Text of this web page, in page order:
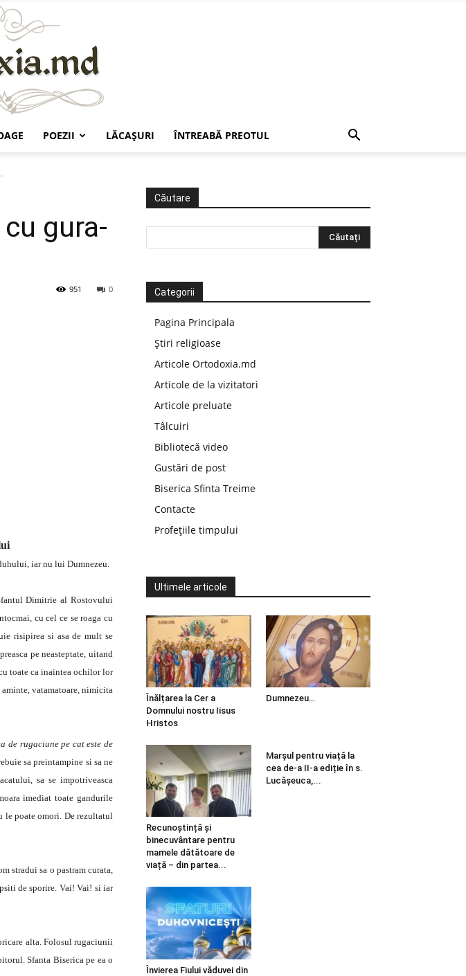
POEZII LĂCAŞURI ÎNTREABĂ PREOTUL
gura-
0
951
iar nu lui Dumnezeu.
Dimitrie al Rostovului
cu cel ce se roaga cu
risipirea si asa de mult se
pe neasteptate, uitand
toate ca inaintea ochilor lor
aminte, vatamatoare, nimicita
de rugaciune pe cat este de
sa preintampine si sa ne
sa se impotriveasca
imediat toate gandurile
le poate omori. De rezultatul
stradui sa o pastram curata,
de sporire. Vai! Vai! si iar
alta. Folosul rugaciunii
Sfanta Biserica pe ea o
Căutare
Categorii
Pagina Principala
Știri religioase
Articole Ortodoxia.md
Articole de la vizitatori
Articole preluate
Tâlcuiri
Bibliotecă video
Gustări de post
Biserica Sfinta Treime
Contacte
Profețiile timpului
Ultimele articole
Înălțarea la Cer a
Domnului nostru Iisus
Hristos
Dumnezeu…
Recunoștință și
binecuvântare pentru
mamele dătătoare de
viață – din partea...
Marșul pentru viață la
cea de-a II-a ediție în s.
Lucășeuca,...
Învierea Fiului văduvei din